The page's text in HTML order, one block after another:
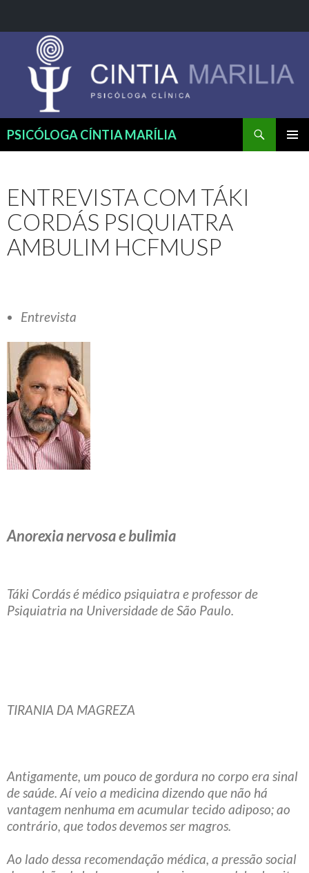
PSICÓLOGA CÍNTIA MARÍLIA
Pesquisar
CONTEÚDO
ENTREVISTA COM TÁKI
CORDÁS PSIQUIATRA
AMBULIM HCFMUSP
Entrevista
Anorexia nervosa e bulimia
Táki Cordás é médico psiquiatra e professor de
Psiquiatria na Universidade de São Paulo.
TIRANIA DA MAGREZA
Antigamente, um pouco de gordura no corpo era sinal
de saúde. Aí veio a medicina dizendo que não há
vantagem nenhuma em acumular tecido adiposo; ao
contrário, que todos devemos ser magros.
Ao lado dessa recomendação médica, a pressão social